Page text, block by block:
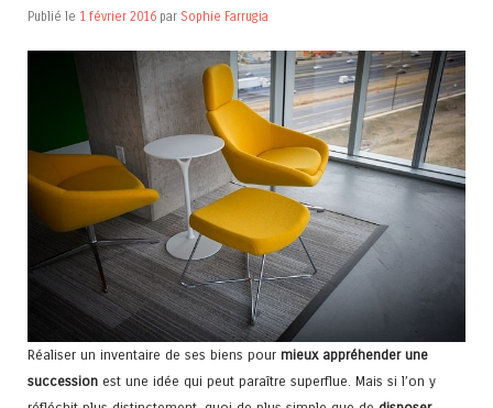
Publié le 1 février 2016 par Sophie Farrugia
Réaliser un inventaire de ses biens pour mieux appréhender une
succession est une idée qui peut paraître superflue. Mais si l’on y